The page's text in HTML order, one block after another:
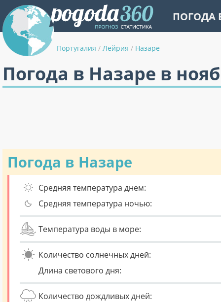
ПОГОДА
Португалия / Лейрия / Назаре
Погода в Назаре в
Погода в Назаре
Средняя температура днем:
Средняя температура ночью:
Температура воды в море:
Количество солнечных дней:
Длина светового дня:
Количество дождливых дней: